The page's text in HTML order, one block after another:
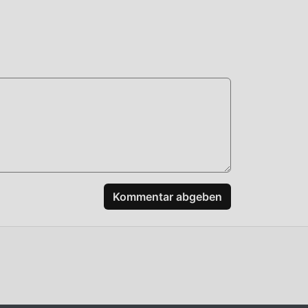
Kommentar abgeben